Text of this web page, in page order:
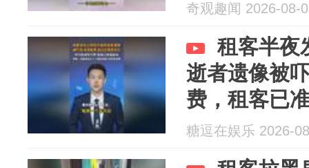
奇观趣闻 2026-08-
租客半夜
逝者遗像被
费，租客已
糖逗在娱乐 2026-